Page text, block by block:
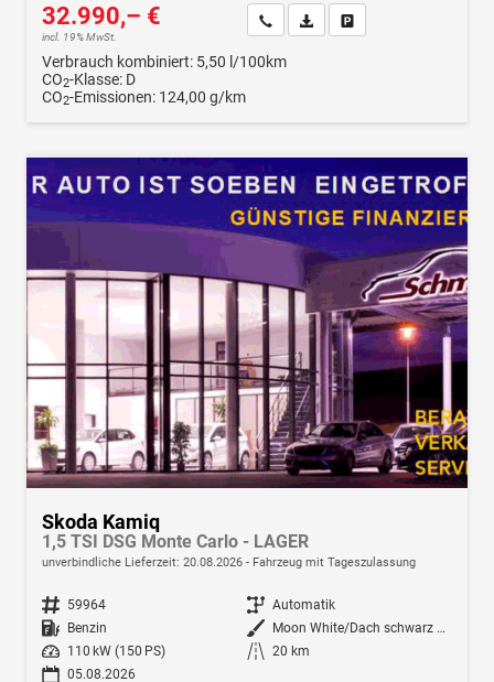
32.990,– €
incl. 19% MwSt.
Wir rufen Sie anFahrzeugexposé (PDF)
Verbrauch kombiniert: 5,50 l/100km
CO2-Klasse: D
CO2-Emissionen: 124,00 g/km
Skoda Kamiq
1,5 TSI DSG Monte Carlo - LAGER
unverbindliche Lieferzeit: 20.08.2026 Fahrzeug mit Tageszulassung
Fahrzeugnr. 59964 Getriebe Automatik
Kraftstoff Benzin Außenfarbe
Moon White/Dach schwarz Metallic (2Y1Z)
Leistung
110 kW (150 PS) Kilometerstand 20 km
05.08.2026